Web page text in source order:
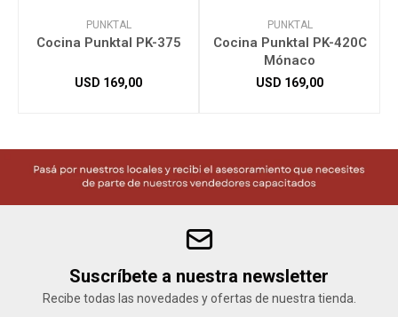
PUNKTAL
Cocina Punktal PK-375
USD 169,00
PUNKTAL
Cocina Punktal PK-420C
Mónaco
USD 169,00
Suscríbete a nuestra newsletter
Recibe todas las novedades y ofertas de nuestra tienda.